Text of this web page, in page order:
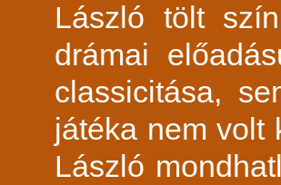
László tölt
drámai
classicitása,
játéka nem
László